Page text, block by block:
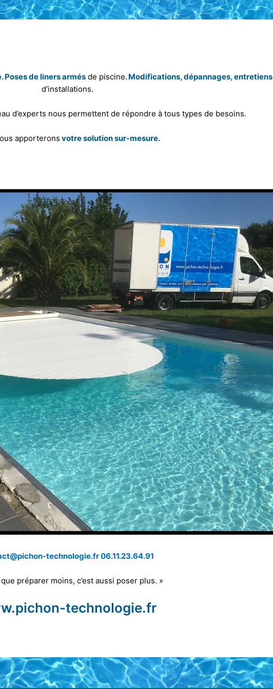
Poses de liners armésde piscine. Modifications, dépannages, entretiens
d’installations.
d’experts nous permettent de répondre à tous types de besoins.
apporterons votre solution sur-mesure.
technologie.fr 06.11.23.64.91
préparer moins, c’est aussi poser plus. »
technologie.fr